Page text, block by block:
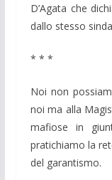
D’Agata che
dallo stesso
* * *
Noi non
noi ma alla
mafiose in
pratichiamo la
del garantismo.